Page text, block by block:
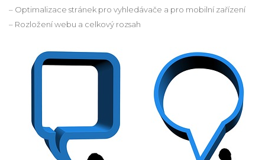
– Optimalizace stránek pro vyhledávače a pro mobilní zařízení
– Rozložení webu a celkový rozsah